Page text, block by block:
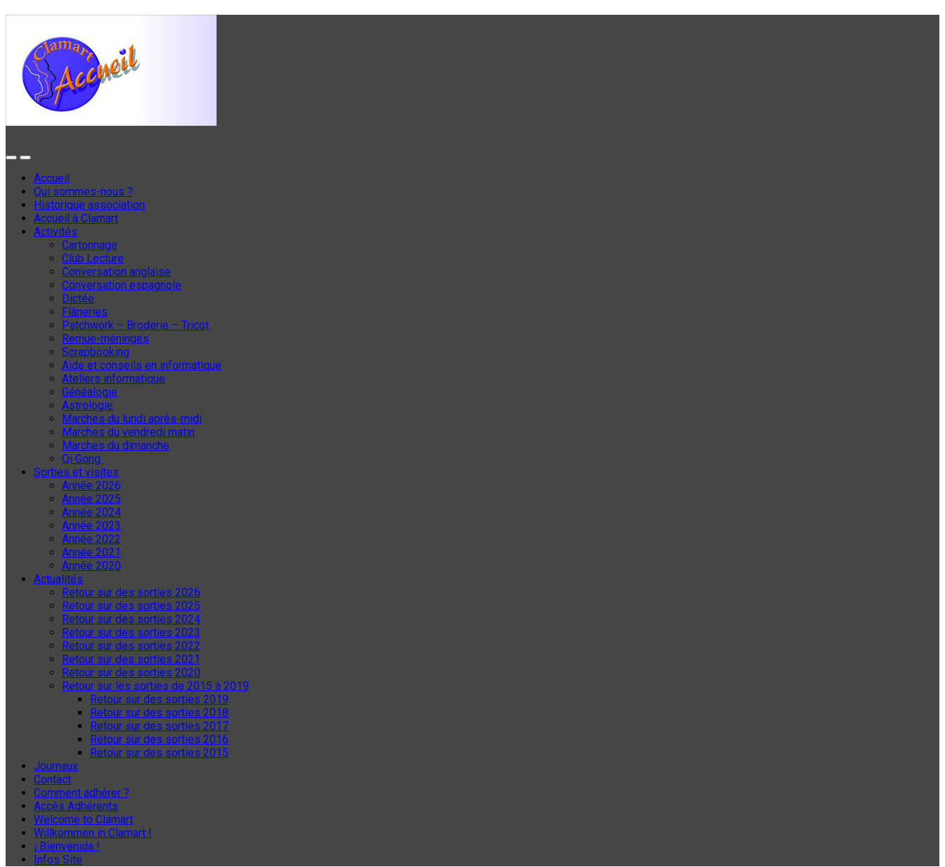
Accueil
Qui sommes-nous ?
Historique association
Accueil à Clamart
Activités
Cartonnage
Club Lecture
Conversation anglaise
Conversation espagnole
Dictée
Flâneries
Patchwork – Broderie – Tricot
Remue-méninges
Scrapbooking
Aide et conseils en informatique
Ateliers informatique
Généalogie
Astrologie
Marches du lundi après-midi
Marches du vendredi matin
Marches du dimanche
Qi Gong
Sorties et visites
Année 2026
Année 2025
Année 2024
Année 2023
Année 2022
Année 2021
Année 2020
Actualités
Retour sur des sorties 2026
Retour sur des sorties 2025
Retour sur des sorties 2024
Retour sur des sorties 2023
Retour sur des sorties 2022
Retour sur des sorties 2021
Retour sur des sorties 2020
Retour sur les sorties de 2015 à 2019
Retour sur des sorties 2019
Retour sur des sorties 2018
Retour sur des sorties 2017
Retour sur des sorties 2016
Retour sur des sorties 2015
Journaux
Contact
Comment adhérer ?
Accès Adhérents
Welcome to Clamart
Willkommen in Clamart !
¡ Bienvenida !
Infos Site